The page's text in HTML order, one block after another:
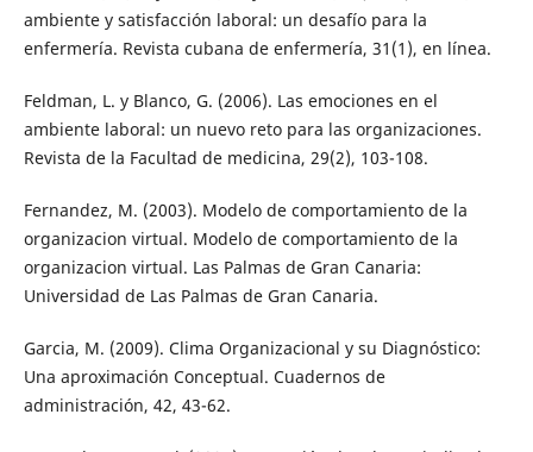
ambiente y satisfacción laboral: un desafío para la
enfermería. Revista cubana de enfermería, 31(1), en línea.
Feldman, L. y Blanco, G. (2006). Las emociones en el
ambiente laboral: un nuevo reto para las organizaciones.
Revista de la Facultad de medicina, 29(2), 103-108.
Fernandez, M. (2003). Modelo de comportamiento de la
organizacion virtual. Modelo de comportamiento de la
organizacion virtual. Las Palmas de Gran Canaria:
Universidad de Las Palmas de Gran Canaria.
Garcia, M. (2009). Clima Organizacional y su Diagnóstico:
Una aproximación Conceptual. Cuadernos de
administración, 42, 43-62.